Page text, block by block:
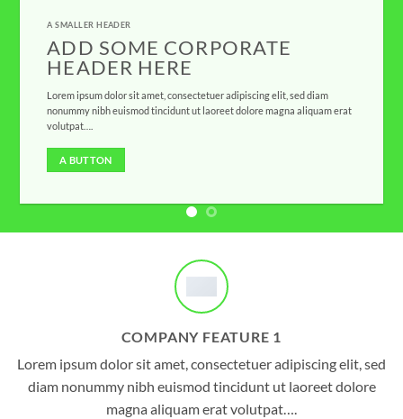
A SMALLER HEADER
ADD SOME CORPORATE
HEADER HERE
Lorem ipsum dolor sit amet, consectetuer adipiscing elit, sed diam
nonummy nibh euismod tincidunt ut laoreet dolore magna aliquam erat
volutpat….
A BUTTON
COMPANY FEATURE 1
Lorem ipsum dolor sit amet, consectetuer adipiscing elit, sed
diam nonummy nibh euismod tincidunt ut laoreet dolore
magna aliquam erat volutpat….